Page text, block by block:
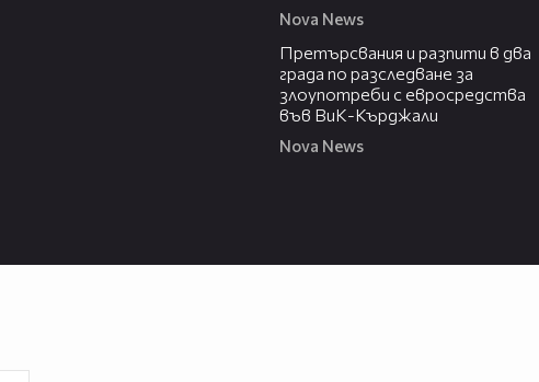
Nova News
Претърсвания и разпити в два
града по разследване за
злоупотреби с евросредства
във ВиК-Кърджали
Nova News